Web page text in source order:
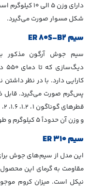
دارای وزن 5
شکل مسوار صورت می‌گیرد.
سیمER 80S-B2
سیم جوش آرگون مذکور
کارایی دارد. با در نظر
پس‌گرم صورت می‌گیرد.
و وزن آن حدوداً 5 کیلوگرم و طول آن 1000 میلی‌متر است.
سیمER 310
این مدل از سیم‌های جوش
نیکل است. میزان کروم